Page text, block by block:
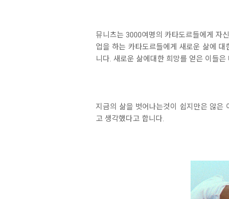
뮤니츠는 3000여명의 카타도르들에게 자
업을 하는 카타도르들에게 새로운 삶에
니다. 새로운 삶에대한 희망를 얻은 이들
지금의 삶을 벗어나는것이 쉽지만은 않은
고 생각했다고 합니다.